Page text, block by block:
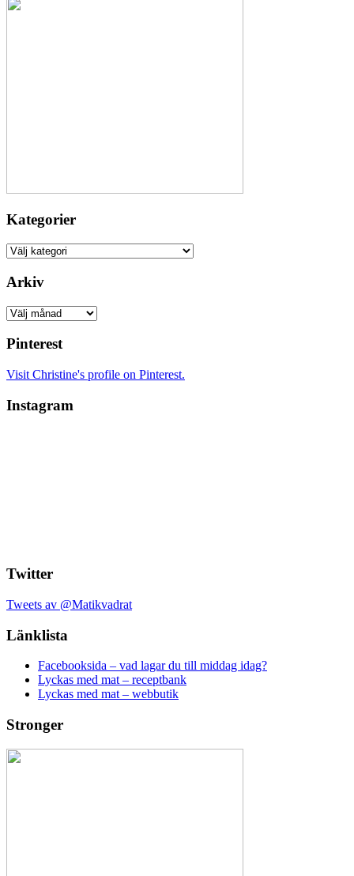
Kategorier
Kategorier
Arkiv
Arkiv
Pinterest
Visit Christine's profile on Pinterest.
Instagram
Twitter
Tweets av @Matikvadrat
Länklista
Facebooksida – vad lagar du till middag idag?
Lyckas med mat – receptbank
Lyckas med mat – webbutik
Stronger